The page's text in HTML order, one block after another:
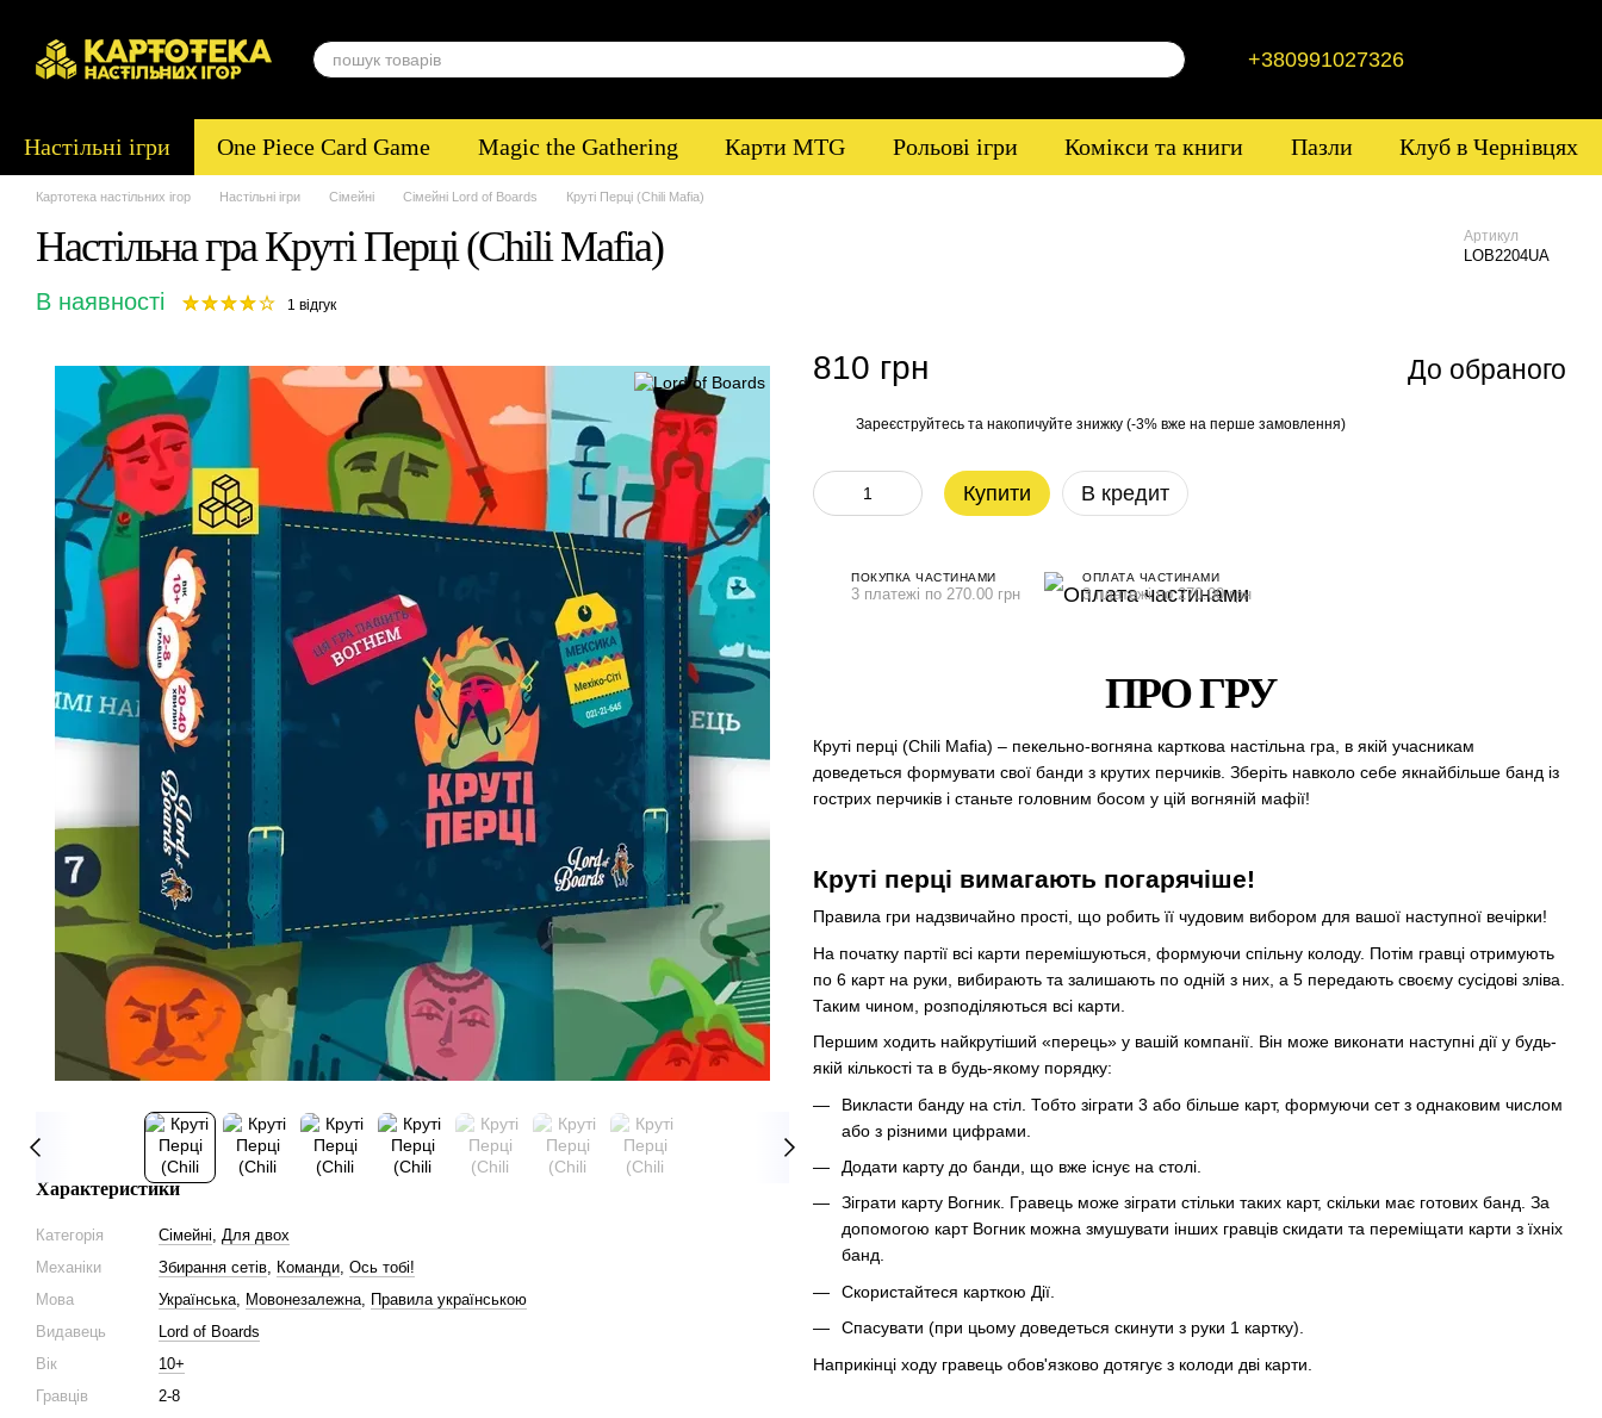
+380991027326
Настільні ігри One Piece Card Game Magic the Gathering Карти MTG Рольові ігри Комікси та книги Пазли Клуб в Чернівцях
Картотека настільних ігор Настільні ігри Сімейні Сімейні Lord of Boards Круті Перці (Chili Mafia)
Настільна гра Круті Перці (Chili Mafia) Артикул
LOB2204UA
В наявності 1 відгук
Характеристики
Категорія Сімейні, Для двох
Механіки
Збирання сетів, Команди, Ось тобі!
Мова
Українська, Мовонезалежна, Правила українською
Видавець
Lord of Boards
Вік
10+
Гравців
2-8
810 грн До обраного
Зареєструйтесь та накопичуйте знижку (-3% вже на перше замовлення)
Купити В кредит
ПОКУПКА ЧАСТИНАМИ
3 платежі по 270.00 грн
ОПЛАТА ЧАСТИНАМИ
3 платежі по 270.00 грн
ПРО ГРУ
Круті перці (Chili Mafia) – пекельно-вогняна карткова настільна гра, в якій учасникам
доведеться формувати свої банди з крутих перчиків. Зберіть навколо себе якнайбільше банд із
гострих перчиків і станьте головним босом у цій вогняній мафії!
Круті перці вимагають погарячіше!
Правила гри надзвичайно прості, що робить її чудовим вибором для вашої наступної вечірки!
На початку партії всі карти перемішуються, формуючи спільну колоду. Потім гравці отримують
по 6 карт на руки, вибирають та залишають по одній з них, а 5 передають своєму сусідові зліва.
Таким чином, розподіляються всі карти.
Першим ходить найкрутіший «перець» у вашій компанії. Він може виконати наступні дії у будь-
якій кількості та в будь-якому порядку:
Викласти банду на стіл. Тобто зіграти 3 або більше карт, формуючи сет з однаковим числом
або з різними цифрами.
Додати карту до банди, що вже існує на столі.
Зіграти карту Вогник. Гравець може зіграти стільки таких карт, скільки має готових банд. За
допомогою карт Вогник можна змушувати інших гравців скидати та переміщати карти з їхніх
банд.
Скористайтеся карткою Дії.
Спасувати (при цьому доведеться скинути з руки 1 картку).
Наприкінці ходу гравець обов'язково дотягує з колоди дві карти.